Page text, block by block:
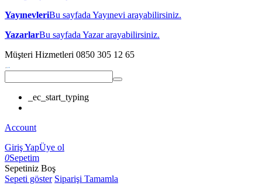
YayınevleriBu sayfada Yayınevi arayabilirsiniz.
YazarlarBu sayfada Yazar arayabilirsiniz.
Müşteri Hizmetleri 0850 305 12 65
_ec_start_typing
Account
Giriş YapÜye ol
0Sepetim
Sepetiniz Boş
Sepeti göster Siparişi Tamamla